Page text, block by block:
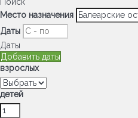
Место назначения
Даты
Даты
Добавить даты
взрослых
детей